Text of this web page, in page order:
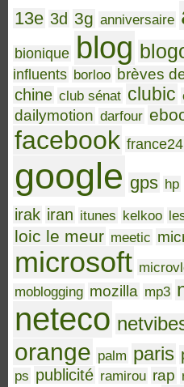
13e 3d 3g anniversaire
bionique blog
influents borloo brèves
chine club sénat clubic
dailymotion darfour
facebook france24
google gps hp
irak iran itunes kelkoo
loic le meur meetic
microsoft
moblogging mozilla mp3
neteco
orange palm paris
ps publicité ramirou rap